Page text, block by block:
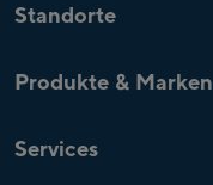
Standorte
Zell am See4 Shops
Mayrhofen
Produkte & Marken
Top-Marken
Services